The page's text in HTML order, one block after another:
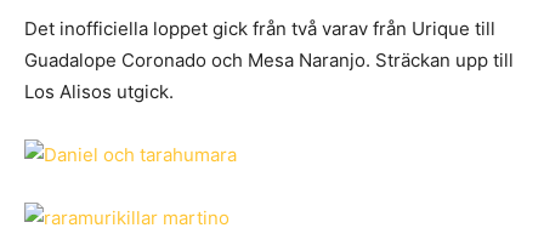
Det inofficiella loppet gick från två varav från Urique till
Guadalope Coronado och Mesa Naranjo. Sträckan upp till
Los Alisos utgick.